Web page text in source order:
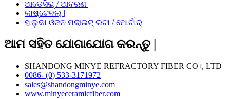
ଆଡେସିଭ୍ / ଆବରଣ |
କାଷ୍ଟେବଲ୍ |
ହାଲୁକା ଓଜନ ମଲାଇଟ୍ ଇଟା / ମୋର୍ଟାର୍ |
ଆମ ସହିତ ଯୋଗାଯୋଗ କରନ୍ତୁ |
SHANDONG MINYE REFRACTORY FIBER CO।, LTD
0086- (0) 533-3171972
sales@shandongminye.com
www.minyeceramicfiber.com